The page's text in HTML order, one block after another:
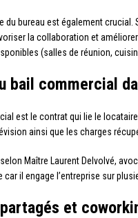
du bureau est également
la collaboration et
(salles de réunion,
bail commercial
est le contrat qui lie le
ainsi que les charges
Maître Laurent Delvolvé,
car il engage l’entreprise sur
et